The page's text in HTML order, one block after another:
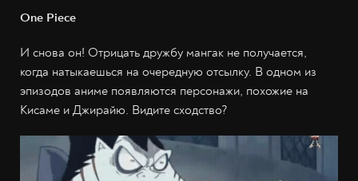
One Piece
И снова он! Отрицать дружбу мангак не получается,
когда натыкаешься на очередную отсылку. В одном из
эпизодов аниме появляются персонажи, похожие на
Кисаме и Джирайю. Видите сходство?